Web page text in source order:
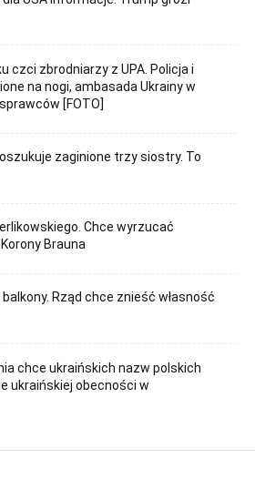
czci zbrodniarzy z UPA. Policja i
na nogi, ambasada Ukrainy w
[FOTO]
zaginione trzy siostry. To
Chce wyrzucać
Brauna
Rząd chce znieść własność
chce ukraińskich nazw polskich
ukraińskiej obecności w